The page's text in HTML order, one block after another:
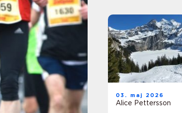
03. maj 2026
Alice Pettersson